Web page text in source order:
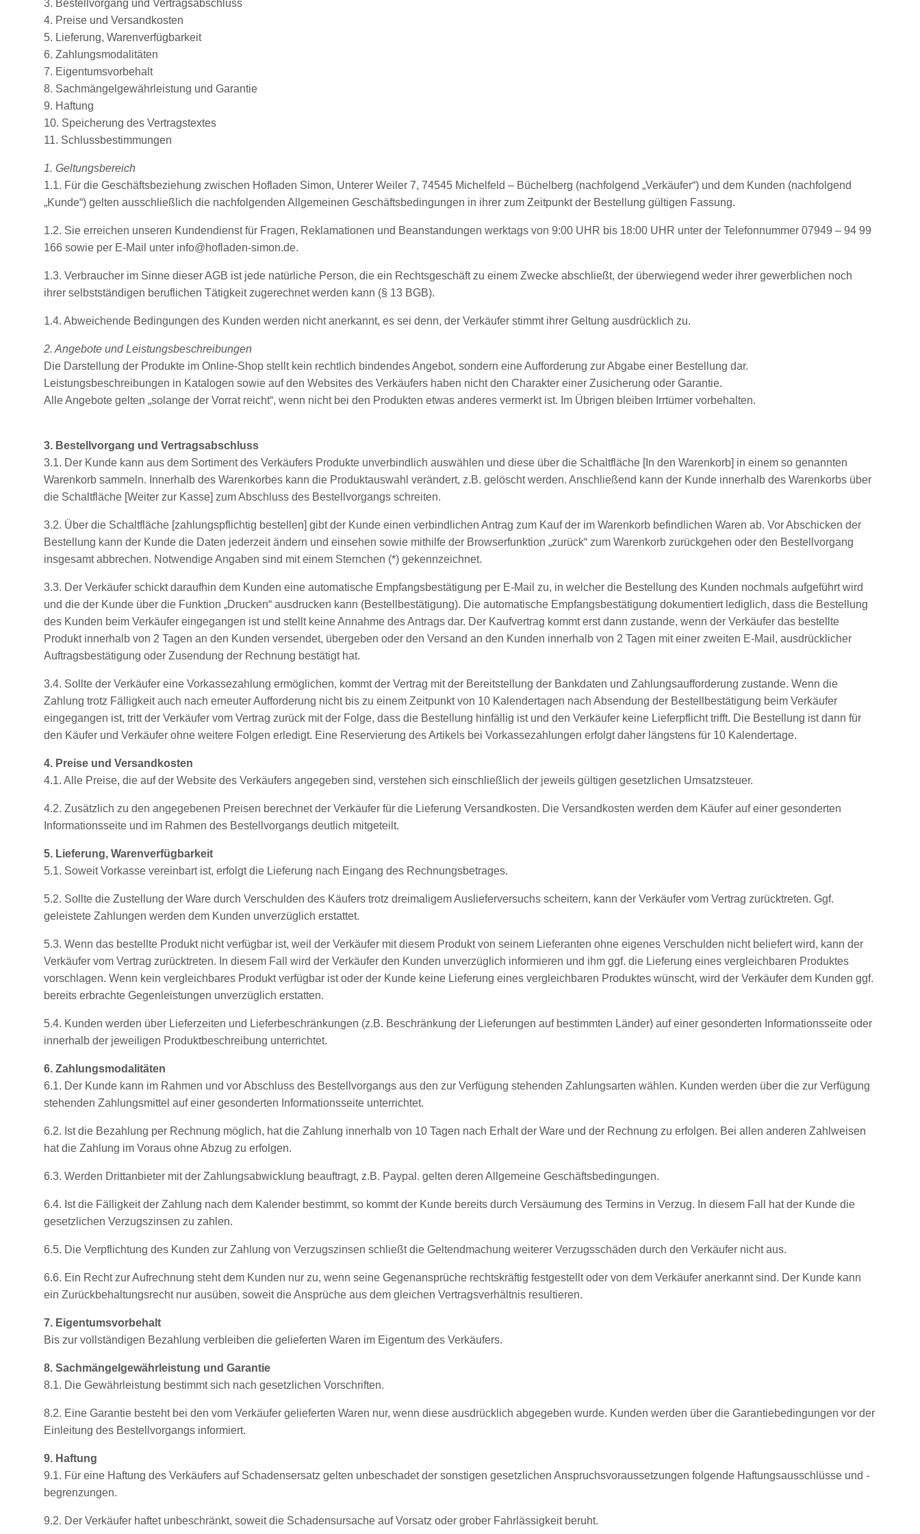
3. Bestellvorgang und Vertragsabschluss
4. Preise und Versandkosten
5. Lieferung, Warenverfügbarkeit
6. Zahlungsmodalitäten
7. Eigentumsvorbehalt
8. Sachmängelgewährleistung und Garantie
9. Haftung
10. Speicherung des Vertragstextes
11. Schlussbestimmungen
1. Geltungsbereich
1.1. Für die Geschäftsbeziehung zwischen Hofladen Simon, Unterer Weiler 7, 74545 Michelfeld – Büchelberg (nachfolgend „Verkäufer“) und dem Kunden (nachfolgend
„Kunde“) gelten ausschließlich die nachfolgenden Allgemeinen Geschäftsbedingungen in ihrer zum Zeitpunkt der Bestellung gültigen Fassung.
1.2. Sie erreichen unseren Kundendienst für Fragen, Reklamationen und Beanstandungen werktags von 9:00 UHR bis 18:00 UHR unter der Telefonnummer 07949 – 94 99
166 sowie per E-Mail unter info@hofladen-simon.de.
1.3. Verbraucher im Sinne dieser AGB ist jede natürliche Person, die ein Rechtsgeschäft zu einem Zwecke abschließt, der überwiegend weder ihrer gewerblichen noch
ihrer selbstständigen beruflichen Tätigkeit zugerechnet werden kann (§ 13 BGB).
1.4. Abweichende Bedingungen des Kunden werden nicht anerkannt, es sei denn, der Verkäufer stimmt ihrer Geltung ausdrücklich zu.
2. Angebote und Leistungsbeschreibungen
Die Darstellung der Produkte im Online-Shop stellt kein rechtlich bindendes Angebot, sondern eine Aufforderung zur Abgabe einer Bestellung dar.
Leistungsbeschreibungen in Katalogen sowie auf den Websites des Verkäufers haben nicht den Charakter einer Zusicherung oder Garantie.
Alle Angebote gelten „solange der Vorrat reicht“, wenn nicht bei den Produkten etwas anderes vermerkt ist. Im Übrigen bleiben Irrtümer vorbehalten.
3. Bestellvorgang und Vertragsabschluss
3.1. Der Kunde kann aus dem Sortiment des Verkäufers Produkte unverbindlich auswählen und diese über die Schaltfläche [In den Warenkorb] in einem so genannten
Warenkorb sammeln. Innerhalb des Warenkorbes kann die Produktauswahl verändert, z.B. gelöscht werden. Anschließend kann der Kunde innerhalb des Warenkorbs über
die Schaltfläche [Weiter zur Kasse] zum Abschluss des Bestellvorgangs schreiten.
3.2. Über die Schaltfläche [zahlungspflichtig bestellen] gibt der Kunde einen verbindlichen Antrag zum Kauf der im Warenkorb befindlichen Waren ab. Vor Abschicken der
Bestellung kann der Kunde die Daten jederzeit ändern und einsehen sowie mithilfe der Browserfunktion „zurück“ zum Warenkorb zurückgehen oder den Bestellvorgang
insgesamt abbrechen. Notwendige Angaben sind mit einem Sternchen (*) gekennzeichnet.
3.3. Der Verkäufer schickt daraufhin dem Kunden eine automatische Empfangsbestätigung per E-Mail zu, in welcher die Bestellung des Kunden nochmals aufgeführt wird
und die der Kunde über die Funktion „Drucken“ ausdrucken kann (Bestellbestätigung). Die automatische Empfangsbestätigung dokumentiert lediglich, dass die Bestellung
des Kunden beim Verkäufer eingegangen ist und stellt keine Annahme des Antrags dar. Der Kaufvertrag kommt erst dann zustande, wenn der Verkäufer das bestellte
Produkt innerhalb von 2 Tagen an den Kunden versendet, übergeben oder den Versand an den Kunden innerhalb von 2 Tagen mit einer zweiten E-Mail, ausdrücklicher
Auftragsbestätigung oder Zusendung der Rechnung bestätigt hat.
3.4. Sollte der Verkäufer eine Vorkassezahlung ermöglichen, kommt der Vertrag mit der Bereitstellung der Bankdaten und Zahlungsaufforderung zustande. Wenn die
Zahlung trotz Fälligkeit auch nach erneuter Aufforderung nicht bis zu einem Zeitpunkt von 10 Kalendertagen nach Absendung der Bestellbestätigung beim Verkäufer
eingegangen ist, tritt der Verkäufer vom Vertrag zurück mit der Folge, dass die Bestellung hinfällig ist und den Verkäufer keine Lieferpflicht trifft. Die Bestellung ist dann für
den Käufer und Verkäufer ohne weitere Folgen erledigt. Eine Reservierung des Artikels bei Vorkassezahlungen erfolgt daher längstens für 10 Kalendertage.
4. Preise und Versandkosten
4.1. Alle Preise, die auf der Website des Verkäufers angegeben sind, verstehen sich einschließlich der jeweils gültigen gesetzlichen Umsatzsteuer.
4.2. Zusätzlich zu den angegebenen Preisen berechnet der Verkäufer für die Lieferung Versandkosten. Die Versandkosten werden dem Käufer auf einer gesonderten
Informationsseite und im Rahmen des Bestellvorgangs deutlich mitgeteilt.
5. Lieferung, Warenverfügbarkeit
5.1. Soweit Vorkasse vereinbart ist, erfolgt die Lieferung nach Eingang des Rechnungsbetrages.
5.2. Sollte die Zustellung der Ware durch Verschulden des Käufers trotz dreimaligem Auslieferversuchs scheitern, kann der Verkäufer vom Vertrag zurücktreten. Ggf.
geleistete Zahlungen werden dem Kunden unverzüglich erstattet.
5.3. Wenn das bestellte Produkt nicht verfügbar ist, weil der Verkäufer mit diesem Produkt von seinem Lieferanten ohne eigenes Verschulden nicht beliefert wird, kann der
Verkäufer vom Vertrag zurücktreten. In diesem Fall wird der Verkäufer den Kunden unverzüglich informieren und ihm ggf. die Lieferung eines vergleichbaren Produktes
vorschlagen. Wenn kein vergleichbares Produkt verfügbar ist oder der Kunde keine Lieferung eines vergleichbaren Produktes wünscht, wird der Verkäufer dem Kunden ggf.
bereits erbrachte Gegenleistungen unverzüglich erstatten.
5.4. Kunden werden über Lieferzeiten und Lieferbeschränkungen (z.B. Beschränkung der Lieferungen auf bestimmten Länder) auf einer gesonderten Informationsseite oder
innerhalb der jeweiligen Produktbeschreibung unterrichtet.
6. Zahlungsmodalitäten
6.1. Der Kunde kann im Rahmen und vor Abschluss des Bestellvorgangs aus den zur Verfügung stehenden Zahlungsarten wählen. Kunden werden über die zur Verfügung
stehenden Zahlungsmittel auf einer gesonderten Informationsseite unterrichtet.
6.2. Ist die Bezahlung per Rechnung möglich, hat die Zahlung innerhalb von 10 Tagen nach Erhalt der Ware und der Rechnung zu erfolgen. Bei allen anderen Zahlweisen
hat die Zahlung im Voraus ohne Abzug zu erfolgen.
6.3. Werden Drittanbieter mit der Zahlungsabwicklung beauftragt, z.B. Paypal. gelten deren Allgemeine Geschäftsbedingungen.
6.4. Ist die Fälligkeit der Zahlung nach dem Kalender bestimmt, so kommt der Kunde bereits durch Versäumung des Termins in Verzug. In diesem Fall hat der Kunde die
gesetzlichen Verzugszinsen zu zahlen.
6.5. Die Verpflichtung des Kunden zur Zahlung von Verzugszinsen schließt die Geltendmachung weiterer Verzugsschäden durch den Verkäufer nicht aus.
6.6. Ein Recht zur Aufrechnung steht dem Kunden nur zu, wenn seine Gegenansprüche rechtskräftig festgestellt oder von dem Verkäufer anerkannt sind. Der Kunde kann
ein Zurückbehaltungsrecht nur ausüben, soweit die Ansprüche aus dem gleichen Vertragsverhältnis resultieren.
7. Eigentumsvorbehalt
Bis zur vollständigen Bezahlung verbleiben die gelieferten Waren im Eigentum des Verkäufers.
8. Sachmängelgewährleistung und Garantie
8.1. Die Gewährleistung bestimmt sich nach gesetzlichen Vorschriften.
8.2. Eine Garantie besteht bei den vom Verkäufer gelieferten Waren nur, wenn diese ausdrücklich abgegeben wurde. Kunden werden über die Garantiebedingungen vor der
Einleitung des Bestellvorgangs informiert.
9. Haftung
9.1. Für eine Haftung des Verkäufers auf Schadensersatz gelten unbeschadet der sonstigen gesetzlichen Anspruchsvoraussetzungen folgende Haftungsausschlüsse und -
begrenzungen.
9.2. Der Verkäufer haftet unbeschränkt, soweit die Schadensursache auf Vorsatz oder grober Fahrlässigkeit beruht.